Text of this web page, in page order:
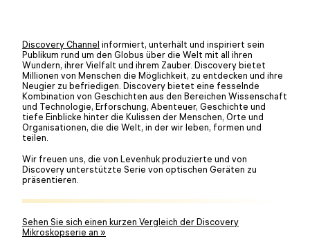
Discovery Channel informiert, unterhält und inspiriert sein
Publikum rund um den Globus über die Welt mit all ihren
Wundern, ihrer Vielfalt und ihrem Zauber. Discovery bietet
Millionen von Menschen die Möglichkeit, zu entdecken und ihre
Neugier zu befriedigen. Discovery bietet eine fesselnde
Kombination von Geschichten aus den Bereichen Wissenschaft
und Technologie, Erforschung, Abenteuer, Geschichte und
tiefe Einblicke hinter die Kulissen der Menschen, Orte und
Organisationen, die die Welt, in der wir leben, formen und
teilen.
Wir freuen uns, die von Levenhuk produzierte und von
Discovery unterstützte Serie von optischen Geräten zu
präsentieren.
Sehen Sie sich einen kurzen Vergleich der Discovery
Mikroskopserie an »